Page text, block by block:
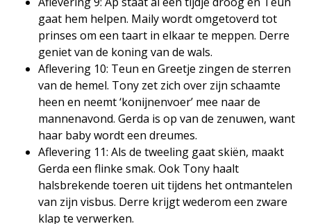
gaat hem helpen. Maily wordt omgetoverd tot
prinses om een taart in elkaar te meppen. Derre
geniet van de koning van de wals.
Aflevering 10: Teun en Greetje zingen de sterren
van de hemel. Tony zet zich over zijn schaamte
heen en neemt ‘konijnenvoer’ mee naar de
mannenavond. Gerda is op van de zenuwen, want
haar baby wordt een dreumes.
Aflevering 11: Als de tweeling gaat skiën, maakt
Gerda een flinke smak. Ook Tony haalt
halsbrekende toeren uit tijdens het ontmantelen
van zijn visbus. Derre krijgt wederom een zware
klap te verwerken.